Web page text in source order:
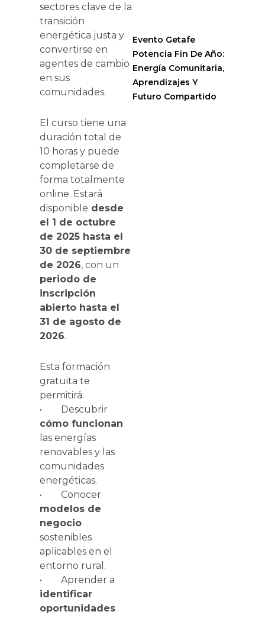
sectores clave de la
transición
energética justa y
convertirse en
agentes de cambio
en sus
comunidades.
El curso tiene una
duración total de
10 horas y puede
completarse de
forma totalmente
online. Estará
disponible desde
el 1 de octubre
de 2025 hasta el
30 de septiembre
de 2026, con un
periodo de
inscripción
abierto hasta el
31 de agosto de
2026.
Esta formación
gratuita te
permitirá:
• Descubrir
cómo funcionan
las energías
renovables y las
comunidades
energéticas.
• Conocer
modelos de
negocio
sostenibles
aplicables en el
entorno rural.
• Aprender a
identificar
oportunidades
Evento Getafe
Potencia Fin De Año:
Energía Comunitaria,
Aprendizajes Y
Futuro Compartido